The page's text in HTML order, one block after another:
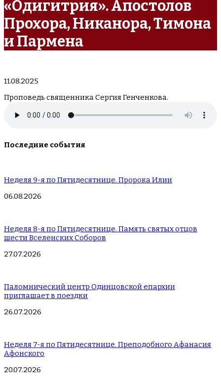
«Одигитрия». Апостолов
Прохора, Никанора, Тимона
и Пармена
11.08.2025
Проповедь священника Сергия Генченкова.
Последние события
Неделя 9-я по Пятидесятнице. Пророка Илии
06.08.2026
Неделя 8-я по Пятидесятнице. Память святых отцов
шести Вселенских Соборов
27.07.2026
Паломнический центр Одинцовской епархии
приглашает в поездки
26.07.2026
Неделя 7-я по Пятидесятнице. Преподобного Афанасия
Афонского
20.07.2026